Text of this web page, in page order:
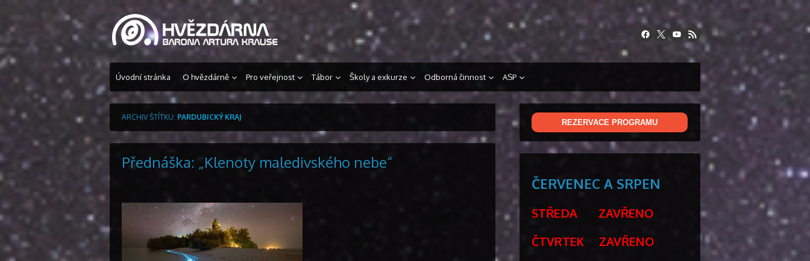
na
obsah
Úvodní stránka O hvězdárně Pro veřejnost Tábor Školy a exkurze Odborná činnost ASP
ARCHIV ŠTÍTKU: PARDUBICKÝ KRAJ
Přednáška: „Klenoty maledivského nebe“
REZERVACE PROGRAMU
ČERVENEC A SRPEN
STŘEDA ZAVŘENO
ČTVRTEK ZAVŘENO